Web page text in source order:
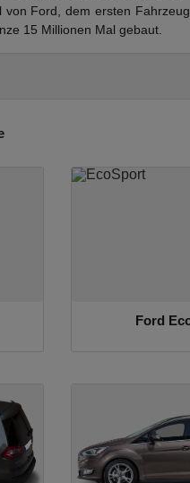
Ford, dem ersten
15 Millionen Mal gebaut.
Ford